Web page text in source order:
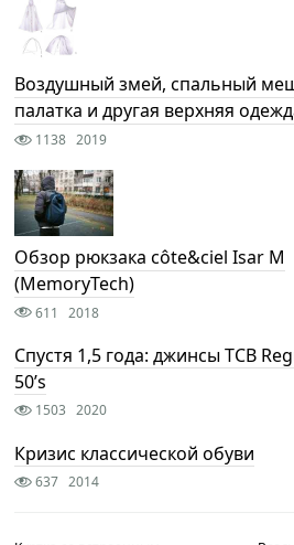
Воздушный змей, спальный
палатка и другая верхняя
1138 2019
Обзор рюкзака côte&ciel Isar M
(MemoryTech)
611 2018
Спустя 1,5 года: джинсы TCB
50’s
1503 2020
Кризис классической обуви
637 2014